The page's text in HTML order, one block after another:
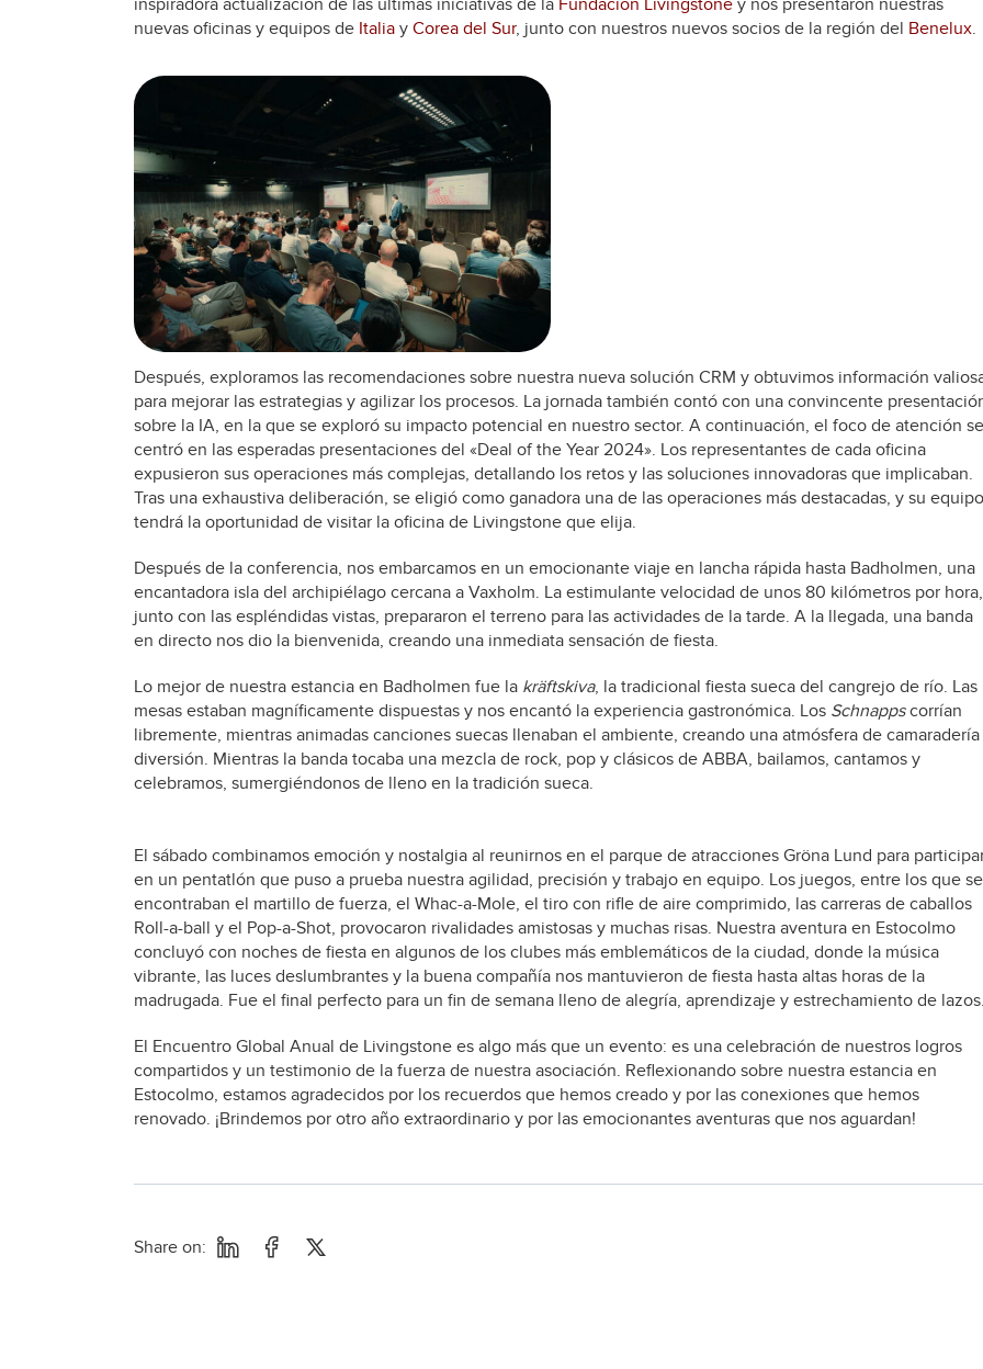
nuevas oficinas y equipos de Italia y Corea del Sur, junto con nuestros nuevos socios de la región del Benelux.
Después, exploramos las recomendaciones sobre nuestra nueva solución CRM y obtuvimos información
para mejorar las estrategias y agilizar los procesos. La jornada también contó con una convincente
sobre la IA, en la que se exploró su impacto potencial en nuestro sector. A continuación, el foco de atención se
centró en las esperadas presentaciones del «Deal of the Year 2024». Los representantes de cada oficina
expusieron sus operaciones más complejas, detallando los retos y las soluciones innovadoras que implicaban.
Tras una exhaustiva deliberación, se eligió como ganadora una de las operaciones más destacadas, y su equipo
tendrá la oportunidad de visitar la oficina de Livingstone que elija.
Después de la conferencia, nos embarcamos en un emocionante viaje en lancha rápida hasta Badholmen, una
encantadora isla del archipiélago cercana a Vaxholm. La estimulante velocidad de unos 80 kilómetros por hora,
junto con las espléndidas vistas, prepararon el terreno para las actividades de la tarde. A la llegada, una banda
en directo nos dio la bienvenida, creando una inmediata sensación de fiesta.
Lo mejor de nuestra estancia en Badholmen fue la kräftskiva, la tradicional fiesta sueca del cangrejo de río. Las
mesas estaban magníficamente dispuestas y nos encantó la experiencia gastronómica. Los Schnappscorrían
libremente, mientras animadas canciones suecas llenaban el ambiente, creando una atmósfera de
diversión. Mientras la banda tocaba una mezcla de rock, pop y clásicos de ABBA, bailamos, cantamos y
celebramos, sumergiéndonos de lleno en la tradición sueca.
El sábado combinamos emoción y nostalgia al reunirnos en el parque de atracciones Gröna Lund para
en un pentatlón que puso a prueba nuestra agilidad, precisión y trabajo en equipo. Los juegos, entre los que se
encontraban el martillo de fuerza, el Whac-a-Mole, el tiro con rifle de aire comprimido, las carreras de caballos
Roll-a-ball y el Pop-a-Shot, provocaron rivalidades amistosas y muchas risas. Nuestra aventura en Estocolmo
concluyó con noches de fiesta en algunos de los clubes más emblemáticos de la ciudad, donde la música
vibrante, las luces deslumbrantes y la buena compañía nos mantuvieron de fiesta hasta altas horas de la
madrugada. Fue el final perfecto para un fin de semana lleno de alegría, aprendizaje y estrechamiento de lazos.
El Encuentro Global Anual de Livingstone es algo más que un evento: es una celebración de nuestros logros
compartidos y un testimonio de la fuerza de nuestra asociación. Reflexionando sobre nuestra estancia en
Estocolmo, estamos agradecidos por los recuerdos que hemos creado y por las conexiones que hemos
renovado. ¡Brindemos por otro año extraordinario y por las emocionantes aventuras que nos aguardan!
Share on: